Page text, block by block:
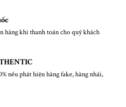
hàng khi thanh toán cho quý khách
nếu phát hiện hàng fake, hàng nhái,